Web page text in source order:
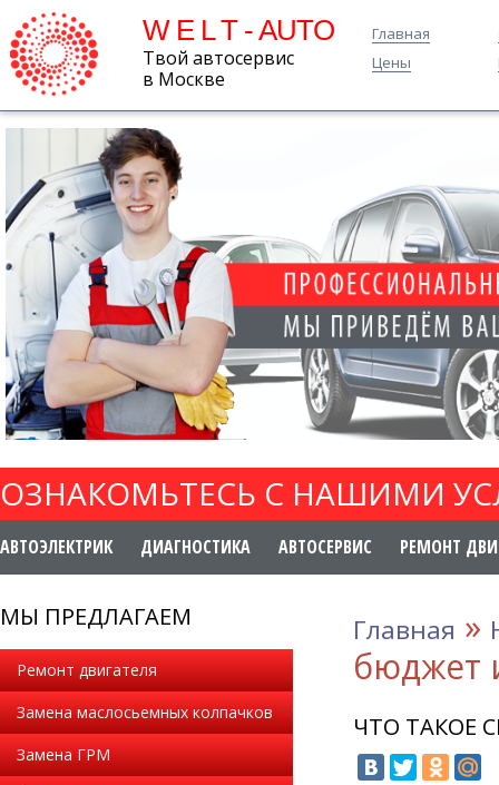
W E L T - AUTO
Твой автосервис
в Москве
Главная
Цены
ОЗНАКОМЬТЕСЬ С НАШИМИ
АВТОЭЛЕКТРИК ДИАГНОСТИКА АВТОСЕРВИС РЕМОНТ
МЫ ПРЕДЛАГАЕМ
Ремонт двигателя
Замена маслосьемных колпачков
Замена ГРМ
Главная »
бюджет
ЧТО ТАКОЕ